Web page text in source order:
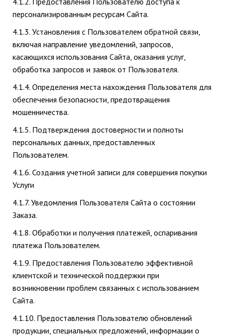
персонализированным ресурсам Сайта.
4.1.3. Установления с Пользователем обратной связи,
включая направление уведомлений, запросов,
касающихся использования Сайта, оказания услуг,
обработка запросов и заявок от Пользователя.
4.1.4. Определения места нахождения Пользователя для
обеспечения безопасности, предотвращения
мошенничества.
4.1.5. Подтверждения достоверности и полноты
персональных данных, предоставленных
Пользователем.
4.1.6. Создания учетной записи для совершения покупки
Услуги
4.1.7. Уведомления Пользователя Сайта о состоянии
Заказа.
4.1.8. Обработки и получения платежей, оспаривания
платежа Пользователем.
4.1.9. Предоставления Пользователю эффективной
клиентской и технической поддержки при
возникновении проблем связанных с использованием
Сайта.
4.1.10. Предоставления Пользователю обновлений
продукции, специальных предложений, информации о